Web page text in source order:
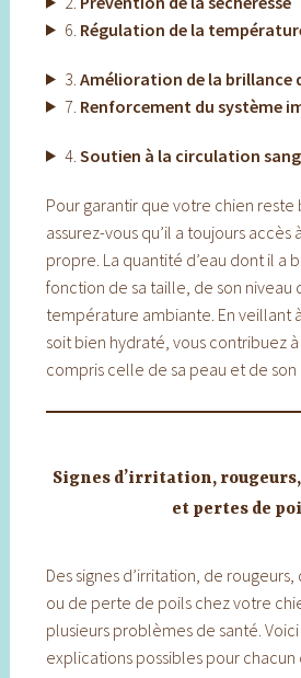
6. Régulation de la
3. Amélioration de la brillance
7. Renforcement du système
4. Soutien à la circulation
Pour garantir que votre chien reste
assurez-vous qu’il a toujours accès
propre. La quantité d’eau dont il a
fonction de sa taille, de son niveau
température ambiante. En veillant
soit bien hydraté, vous contribuez
compris celle de sa peau et de son
Signes d’irritation,
et pertes de
Des signes d’irritation, de
ou de perte de poils chez votre
plusieurs problèmes de santé.
explications possibles pour chacun